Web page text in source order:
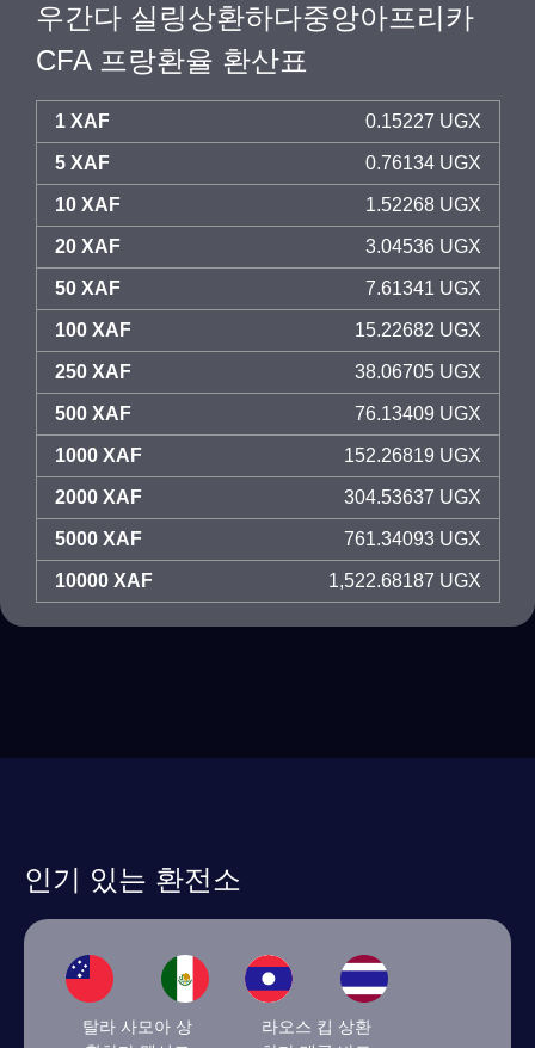
우간다 실링상환하다중앙아프리카
CFA 프랑환율 환산표
1 XAF 0.15227 UGX
5 XAF 0.76134 UGX
10 XAF 1.52268 UGX
20 XAF 3.04536 UGX
50 XAF 7.61341 UGX
100 XAF 15.22682 UGX
250 XAF 38.06705 UGX
500 XAF 76.13409 UGX
1000 XAF 152.26819 UGX
2000 XAF 304.53637 UGX
5000 XAF 761.34093 UGX
10000 XAF 1,522.68187 UGX
인기 있는 환전소
탈라 사모아 상
라오스 킵 상환